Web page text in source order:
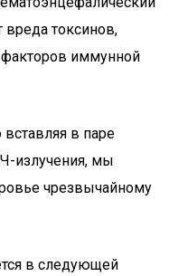
токсинов,
иммунной
в паре
излучения, мы
чрезвычайному
в следующей